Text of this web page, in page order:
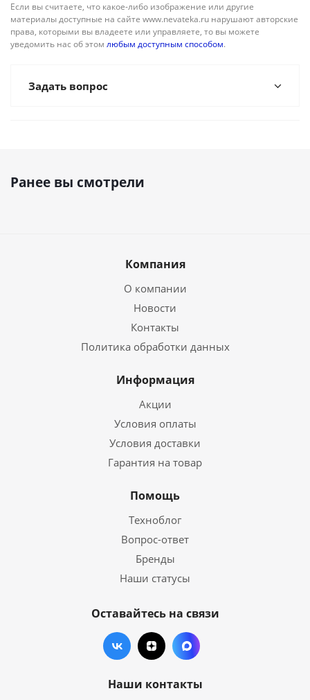
Если вы считаете, что какое-либо изображение или другие
материалы доступные на сайте www.nevateka.ru нарушают авторские
права, которыми вы владеете или управляете, то вы можете
уведомить нас об этом любым доступным способом.
Задать вопрос
Ранее вы смотрели
Компания
О компании
Новости
Контакты
Политика обработки данных
Информация
Акции
Условия оплаты
Условия доставки
Гарантия на товар
Помощь
Техноблог
Вопрос-ответ
Бренды
Наши статусы
Оставайтесь на связи
Наши контакты